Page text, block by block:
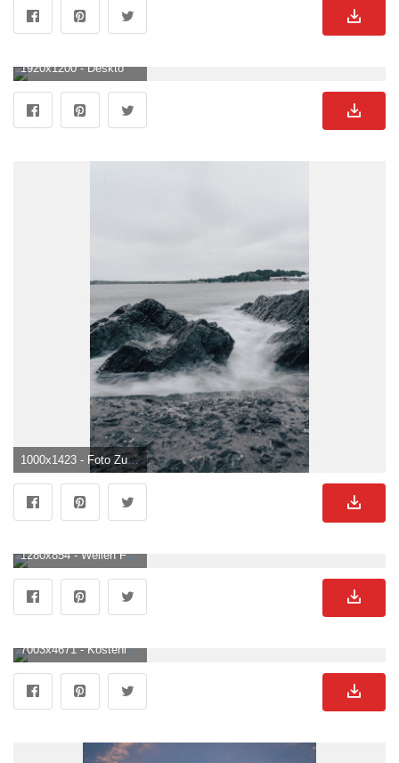
1920x1200 - Desktop Hintergrundbilder Monaco Meer Natur Felsen 1920x1200. Felsen Hintergrundbild für Computer.
1000x1423 - Foto Zum Thema Ein Schwarz Weiß Foto Von Felsen Im Wasser. Felsen Bild.
1280x854 - Wellen Felsen Kennedy Foto auf Pixabay. Felsen Hintergrundbild.
7003x4671 - Kostenloses Foto zum Thema: felsen, insel, küsten, küstenberg, küstenklippe, landschaft, meer, meeresküste, natur, ozean, sand, seelandschaft, strand, ufer, wasser, wellen. Felsen Hintergrund für Desktop.